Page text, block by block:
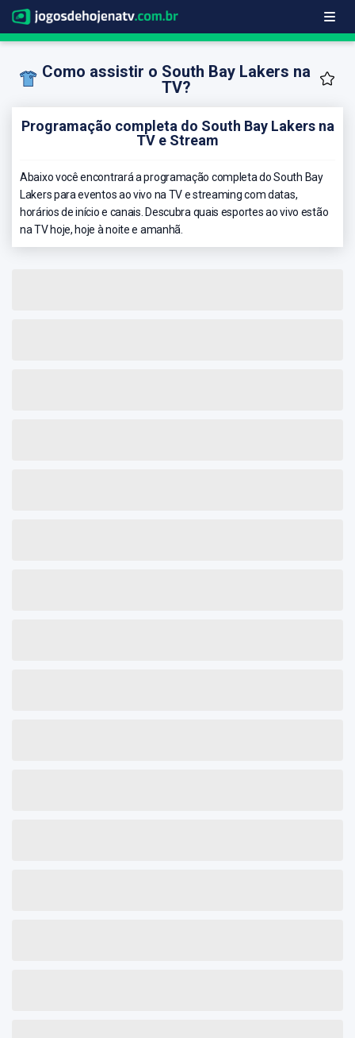
Como assistir o South Bay Lakers na
TV?
Programação completa do South Bay Lakers na
TV e Stream
Abaixo você encontrará a programação completa do South Bay
Lakers para eventos ao vivo na TV e streaming com datas,
horários de início e canais. Descubra quais esportes ao vivo estão
na TV hoje, hoje à noite e amanhã.